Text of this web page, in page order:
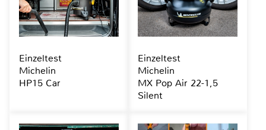
Einzeltest
Michelin
HP15 Car
Einzeltest
Michelin
MX Pop Air 22-1,5
Silent